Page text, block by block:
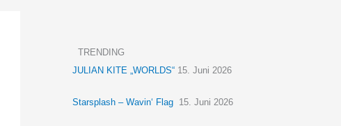
TRENDING
JULIAN KITE „WORLDS“ 15. Juni 2026
Starsplash – Wavin‘ Flag 15. Juni 2026